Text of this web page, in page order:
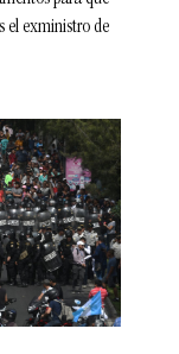
el exministro de